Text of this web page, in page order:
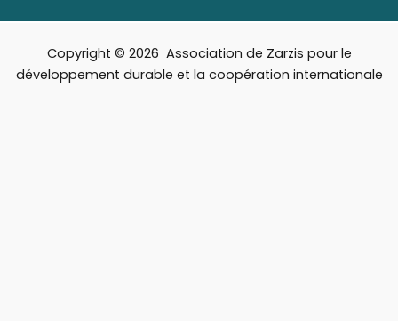
Copyright © 2026 Association de Zarzis pour le
développement durable et la coopération internationale